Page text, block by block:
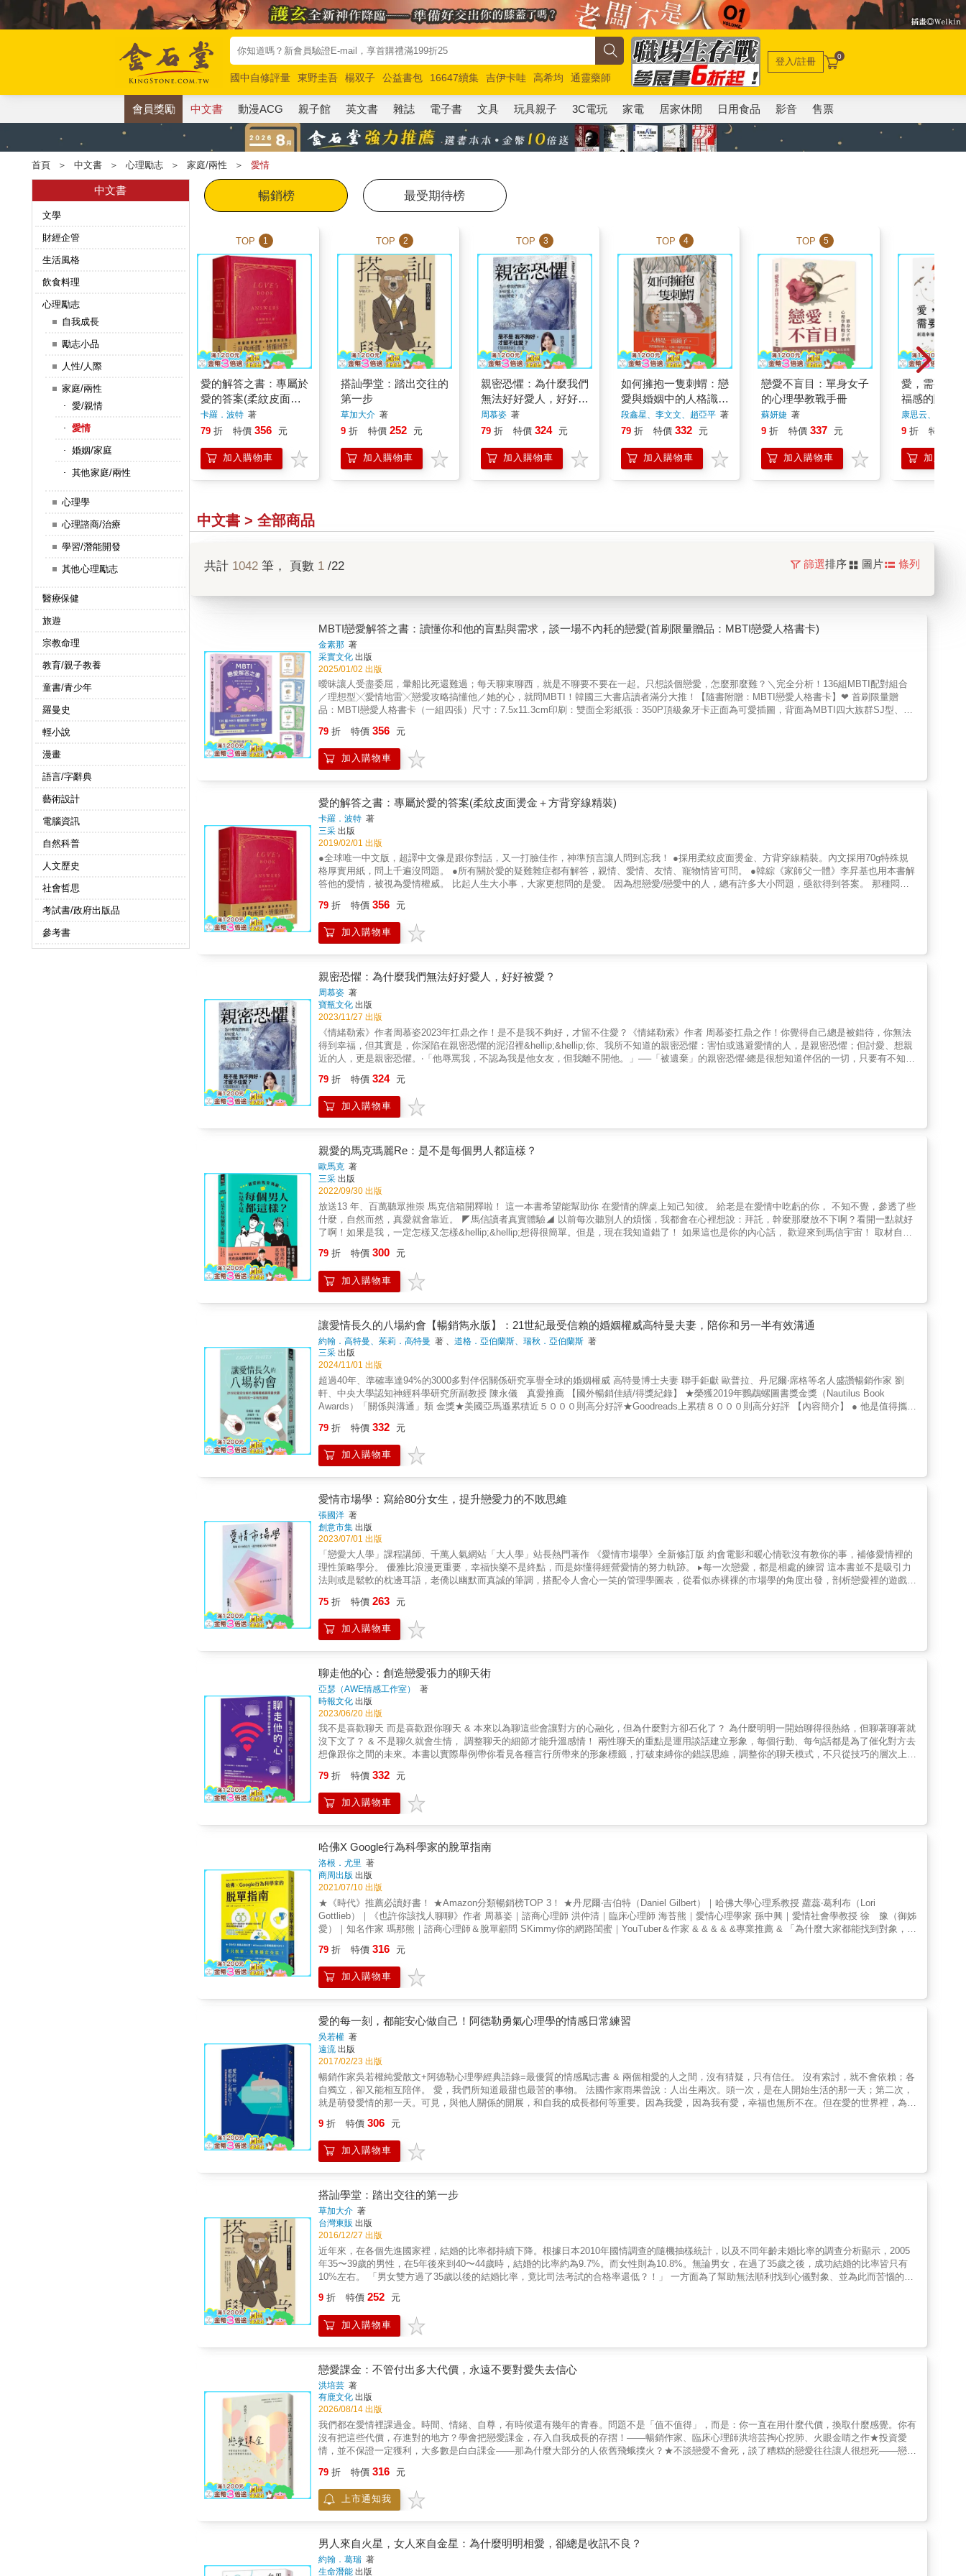
國中自修評量 東野圭吾 楊双子 公益書包 16647續集 吉伊卡哇 高希均
通靈藥師
唯紅花綻放
奧德賽 路邊攤新作 馬斯克 玩具總動員5 超慢跑
登入/註冊 0
會員獎勵 中文書 動漫ACG 親子館 英文書 雜誌 電子書 文具 玩具親子 3C電玩 家電 居家休閒 日用食品 影音 售票
首頁 ＞ 中文書 ＞ 心理勵志 ＞ 家庭/兩性 ＞ 愛情
中文書
文學
財經企管
生活風格
飲食料理
心理勵志
自我成長
勵志小品
人性/人際
家庭/兩性
愛/親情
愛情
婚姻/家庭
其他家庭/兩性
心理學
心理諮商/治療
學習/潛能開發
其他心理勵志
醫療保健
旅遊
宗教命理
教育/親子教養
童書/青少年
羅曼史
輕小說
漫畫
語言/字辭典
藝術設計
電腦資訊
自然科普
人文歷史
社會哲思
考試書/政府出版品
參考書
暢銷榜 最受期待榜
TOP 1
愛的解答之書：專屬於
愛的答案(柔紋皮面燙
金＋方背穿線精裝)
卡羅．波特著
79 折 特價 356 元
加入購物車
TOP 2
搭訕學堂：踏出交往的
第一步
草加大介著
9 折 特價 252 元
加入購物車
TOP 3
親密恐懼：為什麼我們
無法好好愛人，好好被
愛？
周慕姿著
79 折 特價 324 元
加入購物車
TOP 4
如何擁抱一隻刺蝟：戀
愛與婚姻中的人格識
別、接納與付出
段鑫星、李文文、趙亞平著
79 折 特價 332 元
加入購物車
TOP 5
戀愛不盲目：單身女子
的心理學教戰手冊
蘇妍婕著
9 折 特價 337 元
加入購物車
愛，需要勇
福感的關係
康思云、江明璇
9 折 特價
加入購物
中文書 > 全部商品
共計 1042 筆， 頁數 1 /22 篩選排序 圖片 條列
MBTI戀愛解答之書：讀懂你和他的盲點與需求，談一場不內耗的戀愛(首刷限量贈品：MBTI戀愛人格書卡)
金素那 著
采實文化 出版
2025/01/02 出版
曖昧讓人受盡委屈，暈船比死還難過；每天聊東聊西，就是不聊要不要在一起。只想談個戀愛，怎麼那麼難？＼完全分析！136組MBTI配對組合
／理想型╳愛情地雷╳戀愛攻略搞懂他／她的心，就問MBTI！韓國三大書店讀者滿分大推！【隨書附贈：MBTI戀愛人格書卡】❤ 首刷限量贈
品：MBTI戀愛人格書卡（一組四張）尺寸：7.5x11.3cm印刷：雙面全彩紙張：350P頂級象牙卡正面為可愛插圖，背面為MBTI四大族群SJ型、SP
些好笑有趣的訊息，他都已讀不回，為什麼會這樣？」「本來聊得很開心，怎麼突然就消失了？」「為什麼我們都在一起了，他還有那麼多異性朋
友？」讓我們透過MBTI理論，全面解讀16種戀愛體質，找到最適合的另一半和關係！❤ 戀愛沒有絕對正解，也沒有完全不合的類型從韓國、日本
到臺灣，MBTI已成為最流行的性格測驗，除了常見的I（內向）人、E（外向）人，還有S（實感）、N（直覺）、T（思考）、F（情感）、J（判
群，完全分析！本書用淺顯易懂的方式介紹16種MBTI性格，搭配可愛療癒的插圖，不只深度剖析每個類型，包含戀愛人格、偏好的相處模式、理
想型等，提供具體建議和解決方案，為你量身定制戀愛攻略；更列出各類型的甜蜜和地雷點，幫助我們避開關係中的誤解與衝突！ 愛時用力去
愛、不愛時也能瀟灑離開的ESTP vs. 一旦戀愛就是直奔結婚去的ISTJ 以甜言蜜語、親親抱抱積極表達愛意的ENFJ vs. 戀愛好麻煩的懶癌患者
ISFP 注重賞心悅目外表的ISTP vs. 重視精神交流的INFJ 幻想白馬王子和完美愛情的INFP vs. 希望另一半與自己一起成長的ENTJMBTI不只是
一個測驗，而是一套幫助我們理解自己和他人的工具，讓我們在彼此的信任中，活出最真實的自我，並走向一段理解與和諧並存的美好關係。
79 折 特價 356 元
加入購物車
愛的解答之書：專屬於愛的答案(柔紋皮面燙金＋方背穿線精裝)
卡羅．波特 著
三采 出版
2019/02/01 出版
●全球唯一中文版，超譯中文像是跟你對話，又一打臉佳作，神準預言讓人問到忘我！ ●採用柔紋皮面燙金、方背穿線精裝。內文採用70g特殊規
格厚實用紙，問上千遍沒問題。 ●所有關於愛的疑難雜症都有解答，親情、愛情、友情、寵物情皆可問。 ●韓綜《家師父一體》李昇基也用本書解
答他的愛情，被視為愛情權威。 比起人生大小事，大家更想問的是愛。 因為想戀愛/戀愛中的人，總有許多大小問題，亟欲得到答案。 那種悶在
適用於愛的解答之書。 & 所以你在戀愛上的疑難雜症，舉凡：「我該跟這個人出去嗎？」 「我們兩個之間會有未來嗎？」、「我該跟他告白
嗎？」、「他是不是有外遇？」 「他是不是心情不好？」、「他是不是難相處」......等讓你想破頭、問遍千人仍是覺得無解的大小問題， 不用擔
心，愛的解答之書仍秉持打臉又精闢又帶點哲學意味的答案。 不管你有什麼問題，愛的解答之書會再一次打你臉， 說錯，是有問必答、神準預
下，我就知道了！ ||如何能得到神準答案？|| 1.擁有一本專屬自己的《愛的解答之書》，培養它的與你的默契。 2.把書放在腿上或是桌上。 3.內心
設想一個問題，花10～15秒專注在問題上面，必須是「封閉式問題」 例如：「我今天是否該繼續跟他見面？」「我們今年能有結果嗎？」 4.當你
在設想或朗誦問題的同時，請放一隻手放在封面上，並在書緣來回移動。 5.當你覺得是時候了，就打開《愛的解答之書》，那一頁就是你的答
案。 6. 越常使用，它就越能讀懂你的心。 ||什麼時候跟什麼場合會需要它？|| &rarr;當心中的問題難以啟齒時 &rarr;閨蜜們談心約會 &rarr;冥想時
&rarr;各種聚會 &rarr;選擇困難症發作時 & & 本書特色 & &rarr;全球唯一中文版本，原文的唯一正解。 &rarr;送禮自用兩相宜：多人使用能炒熱氣
氛、個人專屬使用能培養默契、答案更精準
79 折 特價 356 元
加入購物車
親密恐懼：為什麼我們無法好好愛人，好好被愛？
周慕姿 著
寶瓶文化 出版
2023/11/27 出版
《情緒勒索》作者周慕姿2023年扛鼎之作！是不是我不夠好，才留不住愛？《情緒勒索》作者 周慕姿扛鼎之作！你覺得自己總是被錯待，你無法
得到幸福，但其實是，你深陷在親密恐懼的泥沼裡&hellip;&hellip;你、我所不知道的親密恐懼：害怕或逃避愛情的人，是親密恐懼；但討愛、想親
近的人，更是親密恐懼。‧「他辱罵我，不認為我是他女友，但我離不開他。」──「被遺棄」的親密恐懼‧總是很想知道伴侶的一切，只要有不知道
件愛她、包容她&hellip;&hellip;」──「不夠好」的親密恐懼‧在結婚前兩周，和別人上床，且是在新家主臥房，彷彿刻意要親手毀掉自己的幸福。
──「失去自我」的親密恐懼戰、逃、僵或討好的「生存策略」，讓我們陷入親密恐懼的惡性循環親密恐懼，是來自童年時父母未給予我們足夠的
關愛，甚至情感、肢體虐待&hellip;&hellip;這些創傷，在我們建立親密關係時，一旦出現壓力或衝突，我們很容易用戰、逃、僵或討好的「生存策
想要試著爬梳，那些人生的坎，如何影響我們的親密關係，成為關係中的另一個坎。」她期盼讀者們能藉由本書，開啟親密關係裡不同於以往的嶄
新選擇，而不是一再重蹈覆轍、一再悔恨心傷，讓我們都能在親密關係裡擁有愛與歸屬，也能好好愛人，好好被愛。六種親密恐懼，形成重複的愛
情腳本：一、我永遠不會是被選擇的那一個：「被遺棄」的恐懼二、不能讓人發現我不好：害怕不夠好的恐懼三、我不能完全信任人：會被背叛、
欺騙的恐懼四、我必須要按照別人想要的做：不得不順從的恐懼五、別人都會想吞噬我：「失去自我」的恐懼六、「永遠得不到想要的愛」的親密
恐懼──摘自本書內文★本書特色：◎唐綺陽（占星專家）、蕭彤雯（前新聞主播；知名節目主持人）撰推薦序。◎張曼娟（作家）、陶晶瑩（藝
人）、葉丙成（台大電機系教授）、曾寶儀（主持人）、蔡宇哲（哇賽心理學創辦人兼總編輯）、蔡詩萍（作家；台北市文化局長）、鄧惠文（精
神科醫師）、鐘穎（心理學作家；愛智者書窩版主）好評推薦（依姓氏筆劃順序排列）◎給在親密恐懼中的你我有的時候，我們會在愛中掙扎，感
覺對方給的愛永遠不夠。⠀我們懷疑自己，會不會不夠好，留不住愛，若現在兩人之間夠好，會不會哪天就糟了，若現在不夠好，是不是他沒有這
麼愛我了？⠀矛盾的是，當對方把對我們的愛與欣賞展現出來時，我們也不見得相信，內心那個唱衰魔人總是會挑剔自己，讓我們心裡，只想往自
重視。⠀其實最終，我們都忘了，若我們不相信自己夠好，夠值得被愛，對方說什麼，真的都沒有用。我們聽不到對方說的，只一直反覆咀嚼內心
的恐懼，習慣用固定的模式與方法處理焦慮，例如更去討好、更去努力做到他想要的，或是更為控制對方，但最終，那都不是我們真正的樣貌，也
會讓我們把對方越推越遠。⠀試著放過自己吧，相信自己夠好，相信自己不需要草木皆兵，或許這真的不是容易的事情，但是只要你願意相信，信
用害怕，你很好，我愛你。」⠀那麼，你身邊伴侶對你的愛與肯定，才能成為你生活中的錦上添花，而不再是你永遠捨不得用，卻又視之如命的雪
中送炭。⠀我們一起，試著理解，溫柔地討好自己，好嗎？──摘自本書內文
79 折 特價 324 元
加入購物車
親愛的馬克瑪麗Re：是不是每個男人都這樣？
歐馬克 著
三采 出版
2022/09/30 出版
放送13 年、百萬聽眾推崇 馬克信箱開釋啦！ 這一本書希望能幫助你 在愛情的牌桌上知己知彼。 給老是在愛情中吃虧的你， 不知不覺，參透了些
什麼，自然而然，真愛就會靠近。 ◤馬信讀者真實體驗◢ 以前每次聽別人的煩惱，我都會在心裡想說：拜託，幹麼那麼放不下啊？看開一點就好
了啊！如果是我，一定怎樣又怎樣&hellip;&hellip;想得很簡單。但是，現在我知道錯了！ 如果這也是你的內心話， 歡迎來到馬信宇宙！ 取材自青
信鬼故事都是別人的事， 不是不暈船，只是沒遇上。 暈船、萬年單身、渣男吸引機⋯⋯ 收錄愛的啟裎轉分裡，最犀利實用的建議！ ◆曖昧一定
暈船？先解決「內在匱乏」的心 ◆心裡執著放不下？寫下「情緒」觀察日記 ◆另一半好冷淡？理解彼此「愛的語言」 ※閱前警語※故事純屬虛
構，如有雷同，非屬巧合。 & 為什麼人家的愛情是起承轉合，而我總是啟裎轉分&mdash;&mdash; 開啟袒裎相見後，關係急轉直下，然後不明不
園，竟是一腳踏入修羅場， 世上牛鬼蛇神何其多， 情字一條路，還在跌跌撞撞連滾帶爬嗎？ 用別人的故事驚醒自己，向每一件荒謬乾杯！ 馬克
神開釋 ╳ 瑪麗暗黑系插畫 =30 封練愛限時批 ▎馬克教主信手拈來鬼怪事件簿 ▎ ㊣早安午安晚安熱切的眼神沾蜜的嘴唇都只是為了得到你的吻；
關心你的公私事充當你的人生導師，展現處處很罩的模樣也只是為了解開你的胸罩。 & ㊣他現在摸你的頭，是因為之後他想要你摸他的小頭。 &
㊣男人是最專一的生物，廿歲的時候喜歡20歲的女生，卅歲的時候喜歡20歲的女生，五十歲的時候喜歡20歲的女生，七老八十喜歡的，依舊是20
歲的女生。 & ㊣你是我女友的話，這個禮物就是我送你的；但今天你不是我女友了，那這個東西也就不是你的。因為當初這是我為了討好你才買
的，現在我不需要討好你了，所以請你把那個東西還回來。 速解通常不是最佳解 祝福你，得到你想要的 &
79 折 特價 300 元
加入購物車
讓愛情長久的八場約會【暢銷雋永版】：21世紀最受信賴的婚姻權威高特曼夫妻，陪你和另一半有效溝通
約翰．高特曼、茱莉．高特曼 著 、道格．亞伯蘭斯、瑞秋．亞伯蘭斯 著
三采 出版
2024/11/01 出版
超過40年、準確率達94%的3000多對伴侶關係研究享譽全球的婚姻權威 高特曼博士夫妻 聯手鉅獻 歐普拉、丹尼爾‧席格等名人盛讚暢銷作家 劉
軒、中央大學認知神經科學研究所副教授 陳永儀 真愛推薦 【國外暢銷佳績/得獎紀錄】 ★榮獲2019年鸚鵡螺圖書獎金獎（Nautilus Book
Awards）「關係與溝通」類 金獎★美國亞馬遜累積近５０００則高分好評★Goodreads上累積８０００則高分好評 【內容簡介】 ● 他是值得攜手
的最重要因素。 高特曼夫妻觀察超過3000段親密關係，他們認為，讓愛情美滿長久的祕訣其實不難，就是「好好約會」! 約會時該聊什麼？如何
表達感受、聆聽對方？怎麼聊才能讓感情更甜蜜，又該如何有效化解衝突？ 8個深入彼此內心需求的話題金錢 、 家庭 、 娛樂 、 夢想 、 信任 、
衝突 、 性愛 、 信仰 4個開啟親密對話的溝通技巧表達自己的感受、聊得更深入、幫助伴侶敞開心胸、表達同理 8種讓感情更融洽的活動設計看見
觀察到，很少有夫妻或情侶得到指引，學習營造出幸福的生活，這些伴侶在熱戀期後，常常不知道如何對談、溝通、發問，遇到磨合跟衝突上常常
只是越演越烈，最後不得不尋求諮商的協助。 因此，高特曼夫妻透過多年的研究，首先找出伴侶生活中最常發生困難和衝突的場域，這八個領域
分別是：金錢 、 家庭 、 娛樂 、 夢想 、 信任 、 衝突 、 性愛，以及信仰。接著，高特曼博士以八個主題，設計八場親密的約會，每一場約會代
表一種對話的邀請。在特別安排的約會氣氛，兩人能夠建立親密的交談，讓伴侶與你分享他內心真正的想法。這樣的對話讓你明白他的信念、行
為、想法背後的原因。 為何不能好好談話，還要約會？一場不被小孩、責任、家務打擾的約會才能讓談話深入，需要被了解。每一場約會章節的
最後都有「約會提點」，具體提出這一個主題約會的細節營造，幫助你們讓重要談話變得不無聊、不是爭吵、而是一場關係變得更緊密的約會。
我們希望八場約會中，你能學到:→認識彼此差異的25題→了解對方金錢觀的28題→如何一起追求人生樂趣→如何在雙方皆有安全感地說出彼此的
性愛觀→如何共同追求心靈成長→如何在爭吵之後修補關係？ 感情中的細微言語、表達和動作占重要地位，而你可以怎麼做？→親密對話的4種技
巧→專注聆聽的7種小動作→影響關係成敗的4種心態 這本書適合我嗎？我們相信，如果你處於下列狀態，都需要本書：□ 考慮是否要認真交往的
麼？→在關係出現摩擦時，能有方向地解決，省去爭吵跟摸索的時間→能持續對另一半敞開心胸、共同經營戀愛長久之道→當壓力、緊張和危機出
現，能成功化解困境→懂得愛與被愛，自在地展現真實的自己 【本書特色】 ★享譽全球的婚姻權威 高特曼博士夫妻 經典不敗之作★實用溝通技
巧，易讀易懂易操作
79 折 特價 332 元
加入購物車
愛情市場學：寫給80分女生，提升戀愛力的不敗思維
張國洋 著
創意市集 出版
2023/07/01 出版
「戀愛大人學」課程講師、千萬人氣網站「大人學」站長熱門著作 《愛情市場學》全新修訂版 約會電影和暖心情歌沒有教你的事，補修愛情裡的
理性策略學分。 優雅比浪漫更重要，幸福快樂不是終點，而是妳懂得經營愛情的努力軌跡。 ▸每一次戀愛，都是相處的練習 這本書並不是吸引力
法則或是鬆軟的枕邊耳語，老僑以幽默而真誠的筆調，搭配令人會心一笑的管理學圖表，從看似赤裸裸的市場學的角度出發，剖析戀愛裡的遊戲規
授、不合時宜的愛情隔紗理論？ ▸為何你該看這本書？ &bull; 社會環境變遷下，80分的優質女生，反而容易成為戀愛高風險群。 &bull; 大部分的
人沒有察覺到，「愛情市場」早就不同於以往。 &bull; 由熟男作者告訴你，男人到底在想甚麼。 &bull; 應該採取甚麼策略，你才能有效的建立並
鞏固長期關係。 &bull; 理解哪些男人不是適宜的結婚對象。 &bull; 理解妳的男朋友為何遲遲不求婚，以及該怎麼辦。 ▸誰適合看這本書？ &bull;
75 折 特價 263 元
加入購物車
聊走他的心：創造戀愛張力的聊天術
亞瑟（AWE情感工作室）
著
時報文化 出版
2023/06/20 出版
我不是喜歡聊天 而是喜歡跟你聊天 & 本來以為聊這些會讓對方的心融化，但為什麼對方卻石化了？ 為什麼明明一開始聊得很熱絡，但聊著聊著就
沒下文了？ & 不是聊久就會生情， 調整聊天的細節才能升溫感情！ 兩性聊天的重點是運用談話建立形象，每個行動、每句話都是為了催化對方去
想像跟你之間的未來。本書以實際舉例帶你看見各種言行所帶來的形象標籤，打破束縛你的錯誤思維，調整你的聊天模式，不只從技巧的層次上拆
南 ☑教你有意識的開口，知道自己現在跟對方說的話，會帶來什麼結果 ☑選擇有效話題，展開深入對話 ☑讓對方心中萌生對象意識 & 關於開話題
聊天的目的不是為了聊天，而是運用談話堆疊形象人設，創造吸引力，讓關係進入下一個階段。如果只是一直聊朋友，只會創造一個「很愛聊朋
友」或「很沒話聊」的人設，對留下自身的記憶點完全沒有幫助。 & 關於談感情 所謂「談感情」，意味著戀愛要談的是感覺和情緒，所以聊天時
「可以」的回覆，再提出更具體的邀約。 & 關於不想只是朋友 有意識地講一些跟對方有關的戀愛話題，「提醒」對方你們之間的可能性。例如
「你喜歡什麼類型的女／男生啊？」單獨出去時試著突然靠近他小聲說：「欸，你覺得隔壁桌那兩個人是情侶嗎？」 & 超值收錄！升溫感情的聊
天技巧 4大情境話題策略：交友軟體、聯誼相親、同學同事、活動聚會 4個網聊小訣竅，手機就是你的行動月老廟！ 2種有趣聊天速成法，創造輕
鬆明快的對話 & 懂聊推薦（依首字筆順排序） 席耶娜－條通媽媽桑 張忘形－溝通表達培訓師 瑪那熊－諮商心理師、溝通培訓講師 & 本書特色 1.
控制聊天的節奏和流向： 【有意識的聊天】：學會在尋常的對話裡，不著痕跡的埋入有利於開展感情的感覺種子。 【順利邀約】：輕鬆的試探出
對方目前的好感度，順著節奏展開明快又不尷尬的約會邀請。 【深度對話】：聊到內心的感性話題和彼此的價值觀，讓聊天不流於表面，能了解
彼此是否合適，甚至加溫感情。 2.透過聊天吸引異性，讓感情更順利 3.打破束縛你的錯誤思維，檢驗你的聊天模式 4.學會控制情緒，而不是被情
緒控制 5.自由操作四大情境聊天氛圍，讓聊天主軸隨心所欲 6.突破網路聊天盲點與制式化公式，靈活運用把網聊變成你的必勝武器 7.展現你的理
想人設，成為一個連你都愛不釋手的自己 &
79 折 特價 332 元
加入購物車
哈佛X Google行為科學家的脫單指南
洛根．尤里 著
商周出版 出版
2021/07/10 出版
★《時代》推薦必讀好書！ ★Amazon分類暢銷榜TOP 3！ ★丹尼爾‧吉伯特（Daniel Gilbert）｜哈佛大學心理系教授 蘿蕊‧葛利布（Lori
Gottlieb）｜《也許你該找人聊聊》作者 周慕姿｜諮商心理師 洪仲清｜臨床心理師 海苔熊｜愛情心理學家 孫中興｜愛情社會學教授 徐 豫（御姊
愛）｜知名作家 瑪那熊｜諮商心理師＆脫單顧問 SKimmy你的網路閨蜜｜YouTuber＆作家 & & & & &專業推薦 & 「為什麼大家都能找到對象，我
友軟體上的萬千配對後，提出各種原創觀點與簡易練習，幫你釐清每一個已讀不回的他在想什麼？你的交友檔案到底出了什麼問題？從穩聊開始，
踏出穩定交往的第一步！實例包括： ◎增加70％「喜歡」率的拍照技巧： ○女性照片：獨自站立、露齒微笑、不看鏡頭 ○男性照片：獨自站立、
閉嘴微笑、直視鏡頭 x千萬別放自拍照！ ○黑白照片的效果超好！ ◎不再尬聊冷場被句點的聊天技巧： 「我下週要和家人去澎湖玩！」 x轉移型
79 折 特價 316 元
加入購物車
愛的每一刻，都能安心做自己！阿德勒勇氣心理學的情感日常練習
吳若權 著
遠流 出版
2017/02/23 出版
暢銷作家吳若權純愛散文+阿德勒心理學經典語錄=最優質的情感勵志書 & 兩個相愛的人之間，沒有猜疑，只有信任。 沒有索討，就不會依賴；各
自獨立，卻又能相互陪伴。 愛，我們所知道最甜也最苦的事物。 法國作家雨果曾說：人出生兩次。頭一次，是在人開始生活的那一天；第二次，
就是萌發愛情的那一天。可見，與他人關係的開展，和自我的成長都何等重要。因為我愛，因為我有愛，幸福也無所不在。但在愛的世界裡，為什
相愛，你能夠等多久？ ‧如果個性裡保有不成熟的那一面，會是相愛的缺點嗎？ ‧不願妥協的僵持，是什麼讓彼此失去再疼愛對方一次的意願？ ‧你
的嫉妒與擔心，是痛恨他在愛裡比你自由？&hellip;&hellip; 匱乏與溺愛，是愛情困境的根源；唯有真實面對「原來那不是愛」的經驗，才知道愛是
什麼。懂得克服自卑，才可以篤實無懼地去愛。 真正的愛情，是完整自己，彼此提攜。 愛的練習，就是生命態度的詮釋與學習。12個愛的心路歷
9 折 特價 306 元
加入購物車
搭訕學堂：踏出交往的第一步
草加大介 著
台灣東販 出版
2016/12/27 出版
近年來，在各個先進國家裡，結婚的比率都持續下降。根據日本2010年國情調查的隨機抽樣統計，以及不同年齡未婚比率的調查分析顯示，2005
年35〜39歲的男性，在5年後來到40〜44歲時，結婚的比率約為9.7%。而女性則為10.8%。無論男女，在過了35歲之後，成功結婚的比率皆只有
10%左右。 「男女雙方過了35歲以後的結婚比率，竟比司法考試的合格率還低？！」 一方面為了幫助無法順利找到心儀對象、並為此而苦惱的男
大家成功率驚人的求愛搭訕術及完整無缺的約會指南，並介紹「如何受女性歡迎」的各種技巧，讀完後若能將書中理論加以融會貫通，相信你與異
性之間的關係將能獲得突破性的發展！ 「堪稱『職業搭訕師』的我，25年來已搭訕超過35萬名女性。我相信自己比任何人都努力地經營與異性之
間的關係。」 不必到日本，無需繳學費，立刻獲得高手指點！本書網羅從邂逅到約會必知的所有知識，以 9個章節9大重點，讓你循序漸進，掌握
讓女人心跌停板的方法 本書特色 ★揭露「時下女人心」，收錄最新最強「把妹會話」，讓她立刻愛上你！ 想在愛情裡取得勝利，就趁現在！錯失
良機，下次不知道還要等幾年！如果不想與真命天女失之交臂，你一定要閱讀這本書！ ★從邂逅到約會，最完整的搭訕技巧一次學會，此生不再
為情所困！ 想變得更受異性歡迎嗎？羨慕朋友交到女友嗎？跟著搭訕學堂堂主的腳步，下一個戀愛的就是你！
9 折 特價 252 元
加入購物車
戀愛課金：不管付出多大代價，永遠不要對愛失去信心
洪培芸 著
有鹿文化 出版
2026/08/14 出版
我們都在愛情裡課過金。時間、情緒、自尊，有時候還有幾年的青春。問題不是「值不值得」，而是：你一直在用什麼代價，換取什麼感覺。你有
沒有把這些代價，存進對的地方？學會把戀愛課金，存入自我成長的存摺！——暢銷作家、臨床心理師洪培芸掏心挖肺、火眼金睛之作★投資愛
情，並不保證一定獲利，大多數是白白課金——那為什麼大部分的人依舊飛蛾撲火？★不談戀愛不會死，談了糟糕的戀愛往往讓人很想死——戀愛
而不是把愛情當成菜市場，愛情對象成了雞鴨牛豬羊，而自己是掏錢的買方。」——洪培芸在愛情裡受過傷的人，通常有一個共同的慣性：把所有
的專注力，都給了那個讓你痛的人。臨床心理師洪培芸執業多年，陪過無數人在關係裡受困、反覆，又重新站起來。她發現最常見的狀況不是遇人
不淑，而是一種慣性——把所有的專注力都給了讓你痛的人。開小帳刷他的限時動態，反覆回想那些對話，在腦袋裡的「記憶空間」一遍遍重播。
自己？又為什麼「脆弱的自尊」讓人一邊需要愛，一邊又不敢靠近？為什麼失戀之後，有些人愈來愈清醒，有些人卻愈陷愈深，開始在網路上尋找
「仇恨同溫層」的慰藉，卻離自己的生活愈來愈遠？對女性讀者來說，這本書最直接的提問是：你有沒有在哪一段感情裡，忘記「愛情是為了服務
你而存在，不是你去服膺愛情」這件事？那種為了關係不斷付出、調整、委屈，最後連自己「不要」什麼，都難以篤定說出口，誤把自我磨損當作
79 折 特價 316 元
上市通知我
男人來自火星，女人來自金星：為什麼明明相愛，卻總是收訊不良？
約翰．葛瑞 著
生命潛能 出版